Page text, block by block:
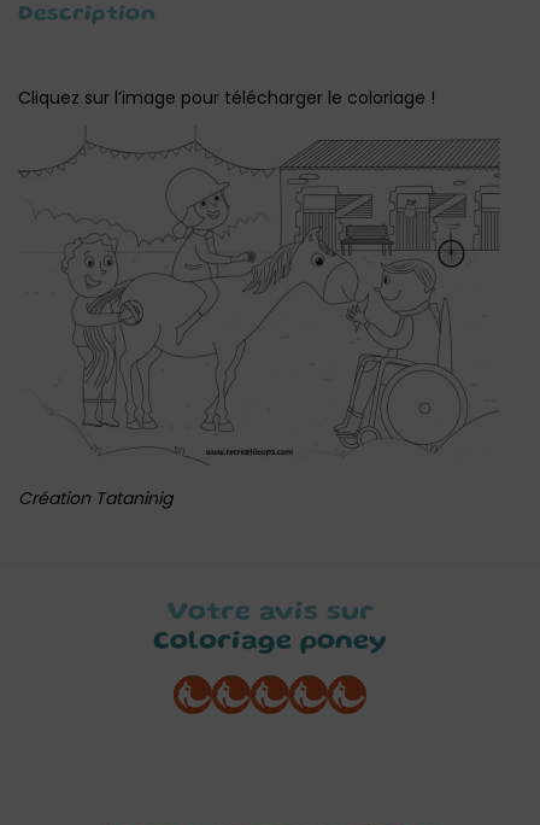
Description
Cliquez sur l’image pour télécharger le coloriage !
Création Tataninig
Votre avis sur
Coloriage poney